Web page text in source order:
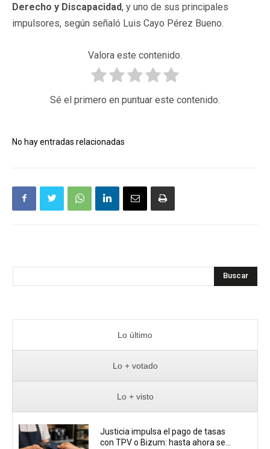
Derecho y Discapacidad, y uno de sus principales
impulsores, según señaló Luis Cayo Pérez Bueno.
Valora este contenido.
Sé el primero en puntuar este contenido.
No hay entradas relacionadas
Buscar
Lo último
Lo + votado
Lo + visto
Justicia impulsa el pago de tasas
con TPV o Bizum: hasta ahora se...